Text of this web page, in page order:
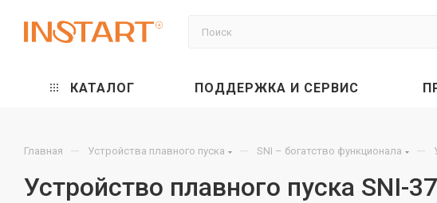
КАТАЛОГ ПОДДЕРЖКА И СЕРВИС
Главная — Устройства плавного пуска — SNI – богатство функционала —
Устройство плавного пуска SNI-